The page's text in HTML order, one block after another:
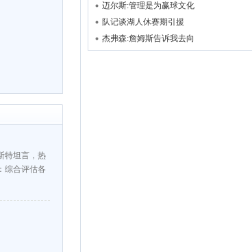
特坦言，热
综合评估各
迈尔斯:管理是为赢球文化
队记谈湖人休赛期引援
杰弗森:詹姆斯告诉我去向